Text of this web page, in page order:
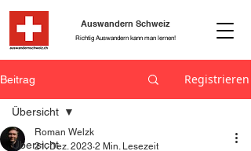
Richtig Auswandern kann man lernen!
Auswandern Schweiz
Beitrag Registrieren
Übersicht
Übersicht
Roman Welzk
21. Dez. 2023 2 Min. Lesezeit